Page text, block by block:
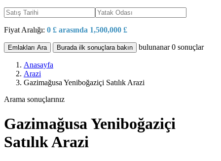
Fiyat Aralığı: 0 £ arasında 1,500,000 £
Emlakları Ara Burada ilk sonuçlara bakın bulunanar0 sonuçlar
Anasayfa
Arazi
Gazimağusa Yeniboğaziçi Satılık Arazi
Arama sonuçlarınız
Gazimağusa Yeniboğaziçi
Satılık Arazi